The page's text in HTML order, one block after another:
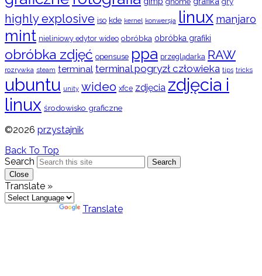
highly explosive iso kde kernel konwersja linux manjaro
mint nieliniowy edytor wideo obróbka obróbka grafiki
obróbka zdjęć opensuse ppa przeglądarka RAW
rozrywka steam terminal terminal pogryzł człowieka tips tricks
ubuntu unity wideo xfce zdjęcia zdjęcia i
linux środowisko graficzne
©2026 przystajnik
Back To Top
Search
Search
Close
Translate »
Translate